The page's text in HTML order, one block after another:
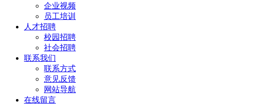
企业视频
员工培训
人才招聘
校园招聘
社会招聘
联系我们
联系方式
意见反馈
网站导航
在线留言